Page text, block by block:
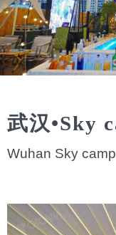
武汉•Sky
Wuhan Sky